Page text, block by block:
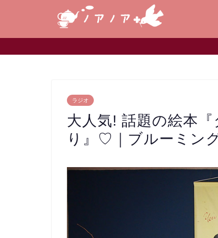
ラジオ
大人気! 話題の絵本
り』♡｜ブルーミン